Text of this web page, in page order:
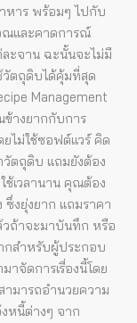
หาร พร้อมๆ ไปกับ
ณและคาดการณ์
ะจาน ฉะนั้นจะไม่มี
วัตถุดิบได้คุ้มที่สุด
Management
ข้างยากกับการ
ยไม่ใช้ซอฟต์แวร์ คิด
ตถุดิบ แถมยังต้อง
ช้เวลานาน คุณต้อง
ซึ่งยุ่งยาก แถมราคา
วถ้าจะมาบันทึก หรือ
กสำหรับผู้ประกอบ
าจัดการเรื่องนี้โดย
ามารถอำนวยความ
หนี้ต่างๆ จาก